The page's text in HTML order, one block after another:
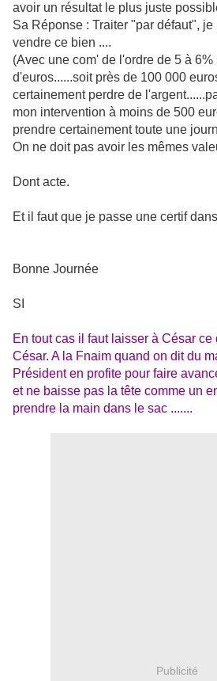
avoir un résultat le plus juste
Sa Réponse : Traiter "par défaut",
vendre ce bien ....
(Avec une com' de l'ordre de 5 à
d'euros......soit près de 100 000
certainement perdre de
mon intervention à moins de 500
prendre certainement toute une
On ne doit pas avoir les mêmes
Dont acte.
Et il faut que je passe une certif
Bonne Journée
SI
En tout cas il faut laisser à César ce
César. A la Fnaim quand on dit du
Président en profite pour faire
et ne baisse pas la tête comme un
prendre la main dans le sac .......
Publicité